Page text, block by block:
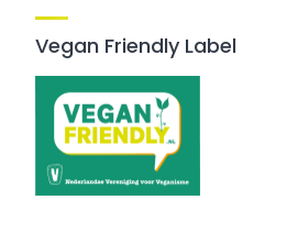
Vegan Friendly Label